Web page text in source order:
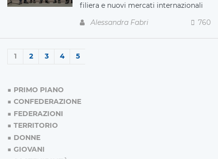
filiera e nuovi mercati internazionali
Alessandra Fabri
760
1 2 3 4 5
PRIMO PIANO
CONFEDERAZIONE
FEDERAZIONI
TERRITORIO
DONNE
GIOVANI